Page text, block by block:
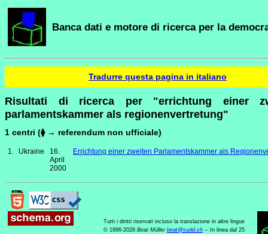
Banca dati e motore di ricerca per la
Tradurre questa pagina in italiano
Risultati di ricerca per "errichtung einer
parlamentskammer als regionenvertretung"
1 centri (⧫ → referendum non ufficiale)
1. Ukraine
16.
April
2000
Errichtung einer zweiten Parlamentskammer als
Tutti i diritti riservati incluso la translazione in altre lingue
© 1996-2026 Beat Müller beat@sudd.ch -- In linea dal 25